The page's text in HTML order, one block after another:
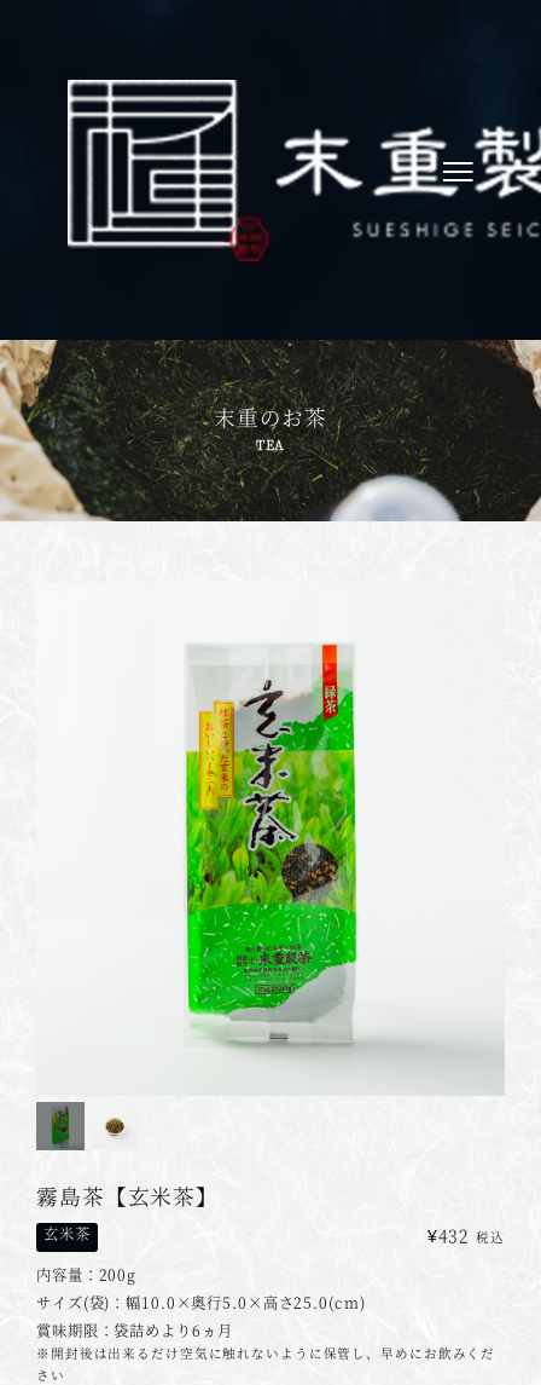
末重のお茶
霧島茶【玄米茶】
玄米茶 ¥432 税込
内容量：200g
サイズ(袋)：幅10.0×奥行5.0×高さ25.0(cm)
賞味期限：袋詰めより6ヵ月
※開封後は出来るだけ空気に触れないように保管し、早めにお飲みくだ
さい